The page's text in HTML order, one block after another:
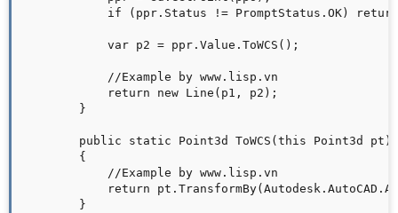
if (ppr.Status != PromptStatus.OK)
            var p2 = ppr.Value.ToWCS();
            //Example by www.lisp.vn
            return new Line(p1, p2);
        }
        public static Point3d ToWCS(this Point3d pt)
        {
            //Example by www.lisp.vn
return
        }